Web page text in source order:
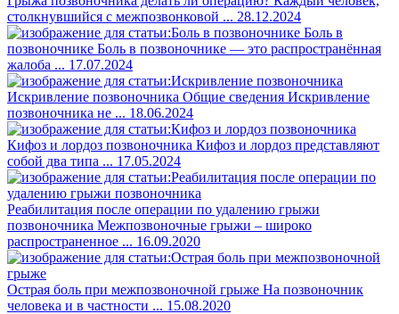
столкнувшийся с межпозвонковой ... 28.12.2024
Боль в
позвоночнике Боль в позвоночнике — это распространённая
жалоба ... 17.07.2024
Искривление позвоночника Общие сведения Искривление
позвоночника не ... 18.06.2024
Кифоз и лордоз позвоночника Кифоз и лордоз представляют
собой два типа ... 17.05.2024
Реабилитация после операции по удалению грыжи
позвоночника Межпозвоночные грыжи – широко
распространенное ... 16.09.2020
Острая боль при межпозвоночной грыже На позвоночник
человека и в частности ... 15.08.2020